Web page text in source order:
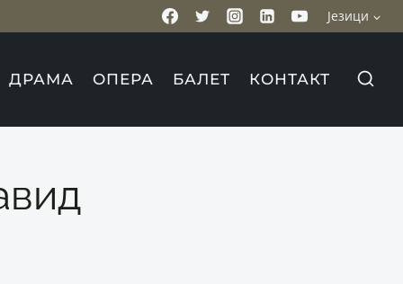
Језици
ДРАМА ОПЕРА БАЛЕТ КОНТАКТ